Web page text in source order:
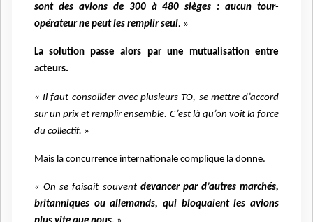
sont des avions de 300 à 480 sièges : aucun tour-
opérateur ne peut les remplir seul. »
La solution passe alors par une mutualisation entre
acteurs.
« Il faut consolider avec plusieurs TO, se mettre d’accord
sur un prix et remplir ensemble. C’est là qu’on voit la force
du collectif. »
Mais la concurrence internationale complique la donne.
« On se faisait souvent devancer par d’autres marchés,
britanniques ou allemands, qui bloquaient les avions